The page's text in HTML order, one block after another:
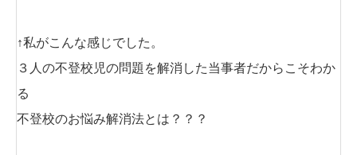
↑私がこんな感じでした。
３人の不登校児の問題を解消した当事者だからこそわか
る
不登校のお悩み解消法とは？？？